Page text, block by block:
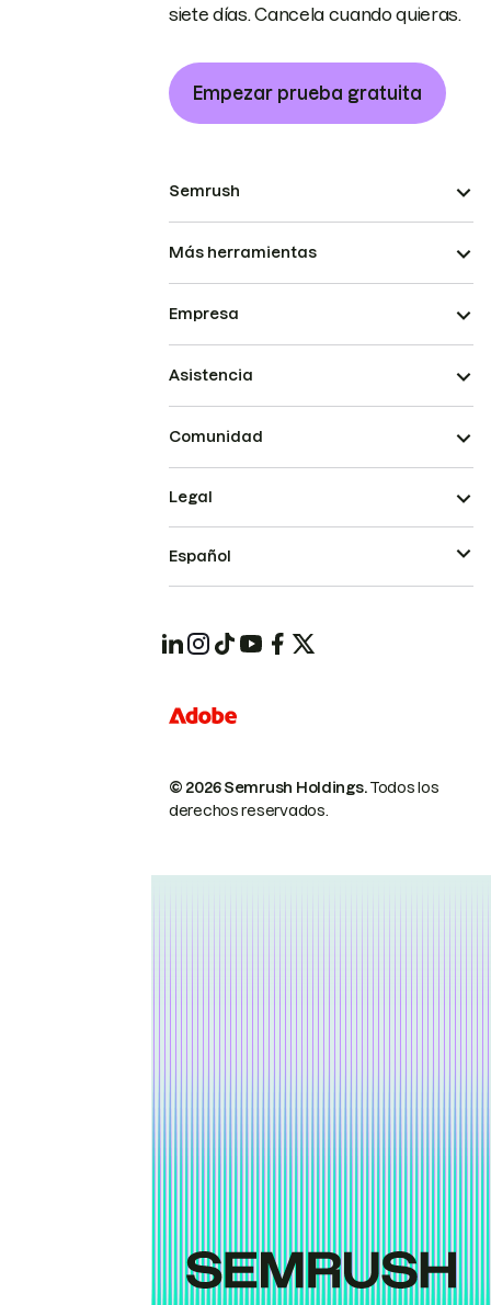
siete días. Cancela cuando quieras.
Empezar prueba gratuita
Semrush
Más herramientas
Empresa
Asistencia
Comunidad
© 2026 Semrush Holdings.Todos los
derechos reservados.
Legal
Español